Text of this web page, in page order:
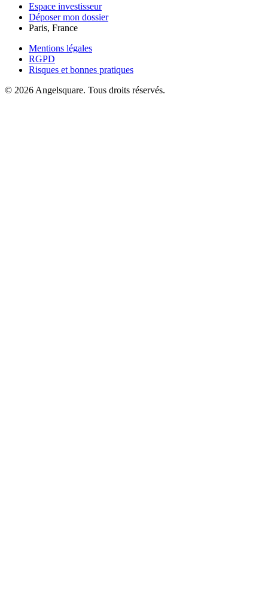
Espace investisseur
Déposer mon dossier
Paris, France
Mentions légales
RGPD
Risques et bonnes pratiques
© 2026 Angelsquare. Tous droits réservés.